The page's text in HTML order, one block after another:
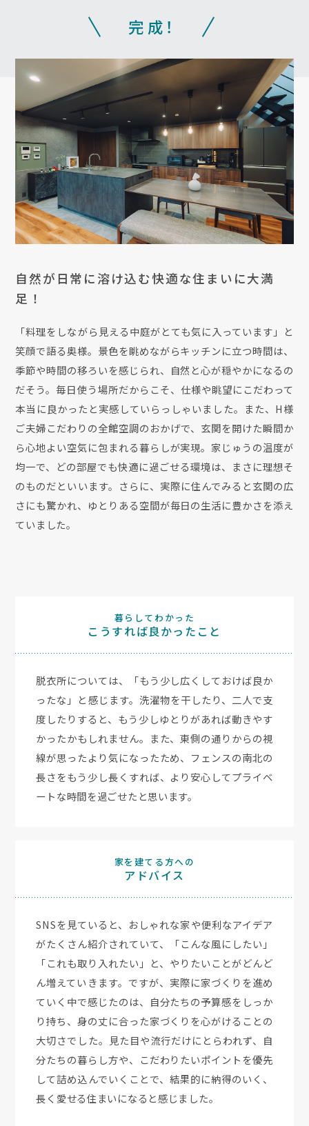
完成！
自然が日常に溶け込む快適な住まいに大満
足！
「料理をしながら見える中庭がとても気に入っています」と
笑顔で語る奥様。景色を眺めながらキッチンに立つ時間は、
季節や時間の移ろいを感じられ、自然と心が穏やかになるの
だそう。毎日使う場所だからこそ、仕様や眺望にこだわって
本当に良かったと実感していらっしゃいました。また、H様
ご夫婦こだわりの全館空調のおかげで、玄関を開けた瞬間か
ら心地よい空気に包まれる暮らしが実現。家じゅうの温度が
均一で、どの部屋でも快適に過ごせる環境は、まさに理想そ
のものだといいます。さらに、実際に住んでみると玄関の広
さにも驚かれ、ゆとりある空間が毎日の生活に豊かさを添え
ていました。
暮らしてわかった
こうすれば良かったこと
脱衣所については、「もう少し広くしておけば良か
ったな」と感じます。洗濯物を干したり、二人で支
度したりすると、もう少しゆとりがあれば動きやす
かったかもしれません。また、東側の通りからの視
線が思ったより気になったため、フェンスの南北の
長さをもう少し長くすれば、より安心してプライベ
ートな時間を過ごせたと思います。
家を建てる方への
アドバイス
SNSを見ていると、おしゃれな家や便利なアイデア
がたくさん紹介されていて、「こんな風にしたい」
「これも取り入れたい」と、やりたいことがどんど
ん増えていきます。ですが、実際に家づくりを進め
ていく中で感じたのは、自分たちの予算感をしっか
り持ち、身の丈に合った家づくりを心がけることの
大切さでした。見た目や流行だけにとらわれず、自
分たちの暮らし方や、こだわりたいポイントを優先
して詰め込んでいくことで、結果的に納得のいく、
長く愛せる住まいになると感じました。